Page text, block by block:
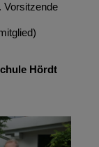
Vorsitzende
Hördt